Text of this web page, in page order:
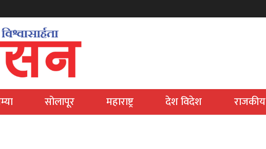
सोलापूर महाराष्ट्र देश विदेश राजकीय